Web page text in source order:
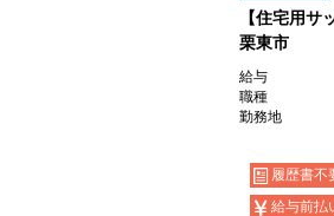
派遣社員
【住宅用
栗東市
給与
職種
勤務地
履歴書不
給与前払